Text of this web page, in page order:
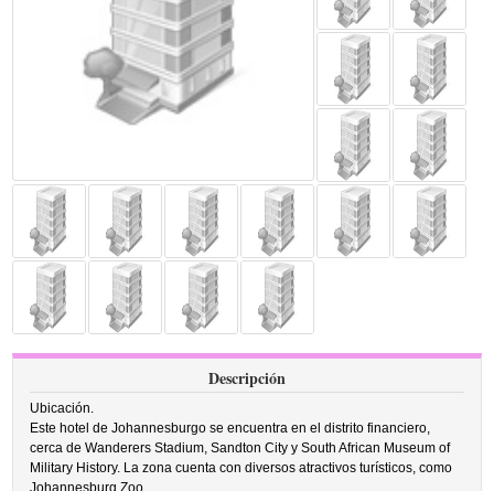
Descripción
Ubicación.
Este hotel de Johannesburgo se encuentra en el distrito financiero,
cerca de Wanderers Stadium, Sandton City y South African Museum of
Military History. La zona cuenta con diversos atractivos turísticos, como
Johannesburg Zoo.